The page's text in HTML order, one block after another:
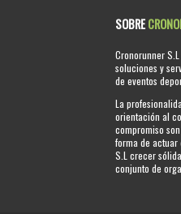
SOBRE
Cronorunner
soluciones y
de eventos
La
orientación al
compromiso
forma de
S.L crecer
conjunto de